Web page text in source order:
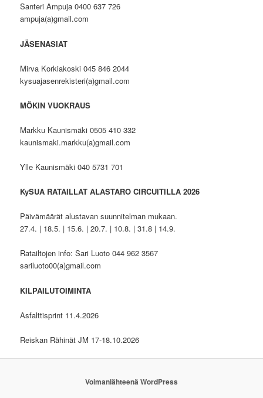
Santeri Ampuja 0400 637 726
ampuja(a)gmail.com
JÄSENASIAT
Mirva Korkiakoski 045 846 2044
kysuajasenrekisteri(a)gmail.com
MÖKIN VUOKRAUS
Markku Kaunismäki 0505 410 332
kaunismaki.markku(a)gmail.com
Ylle Kaunismäki 040 5731 701
KySUA RATAILLAT ALASTARO CIRCUITILLA 2026
Päivämäärät alustavan suunnitelman mukaan.
27.4. | 18.5. | 15.6. | 20.7. | 10.8. | 31.8 | 14.9.
Ratailtojen info: Sari Luoto 044 962 3567
sariluoto00(a)gmail.com
KILPAILUTOIMINTA
Asfalttisprint 11.4.2026
Reiskan Rähinät JM 17-18.10.2026
Voimanlähteenä WordPress